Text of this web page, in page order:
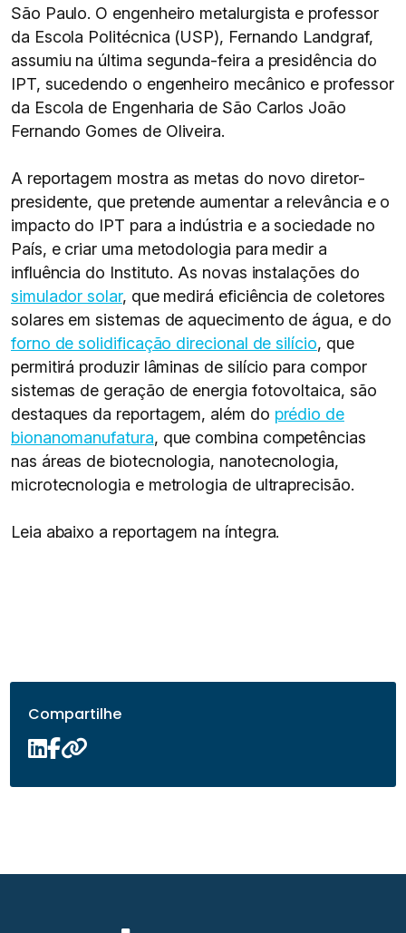
São Paulo. O engenheiro metalurgista e professor
da Escola Politécnica (USP), Fernando Landgraf,
assumiu na última segunda-feira a presidência do
IPT, sucedendo o engenheiro mecânico e professor
da Escola de Engenharia de São Carlos João
Fernando Gomes de Oliveira.
A reportagem mostra as metas do novo diretor-
presidente, que pretende aumentar a relevância e o
impacto do IPT para a indústria e a sociedade no
País, e criar uma metodologia para medir a
influência do Instituto. As novas instalações do
simulador solar, que medirá eficiência de coletores
solares em sistemas de aquecimento de água, e do
forno de solidificação direcional de silício, que
permitirá produzir lâminas de silício para compor
sistemas de geração de energia fotovoltaica, são
destaques da reportagem, além do prédio de
bionanomanufatura, que combina competências
nas áreas de biotecnologia, nanotecnologia,
microtecnologia e metrologia de ultraprecisão.
Leia abaixo a reportagem na íntegra.
Compartilhe